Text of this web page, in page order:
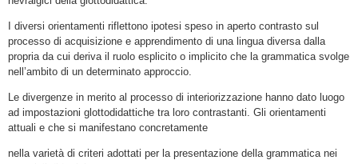
I diversi orientamenti riflettono ipotesi speso in aperto contrasto sul
processo di acquisizione e apprendimento di una lingua diversa dalla
propria da cui deriva il ruolo esplicito o implicito che la grammatica svolge
nell’ambito di un determinato approccio.
Le divergenze in merito al processo di interiorizzazione hanno dato luogo
ad impostazioni glottodidattiche tra loro contrastanti. Gli orientamenti
attuali e che si manifestano concretamente
nella varietà di criteri adottati per la presentazione della grammatica nei